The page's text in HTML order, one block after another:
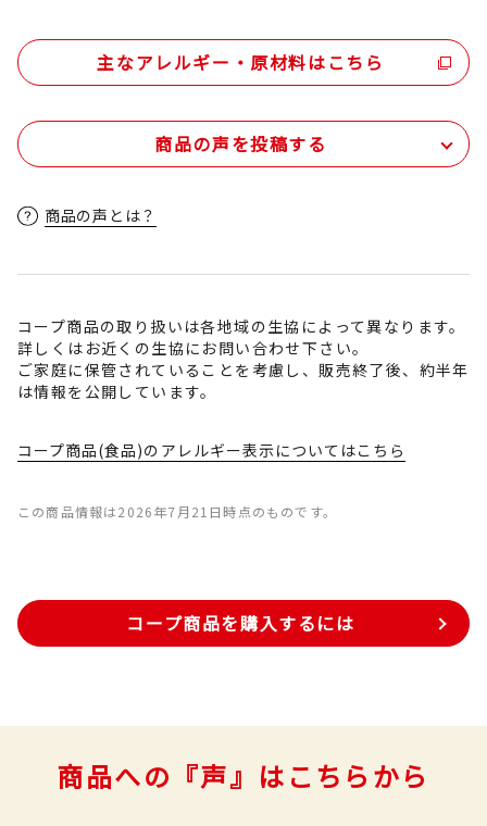
主なアレルギー・原材料はこちら
商品の声を投稿する
商品の声とは？
コープ商品の取り扱いは各地域の生協によって異なります。
詳しくはお近くの生協にお問い合わせ下さい。
ご家庭に保管されていることを考慮し、販売終了後、約半年
は情報を公開しています。
コープ商品(食品)のアレルギー表示についてはこちら
この商品情報は2026年7月21日時点のものです。
コープ商品を購入するには
商品への『声』はこちらから